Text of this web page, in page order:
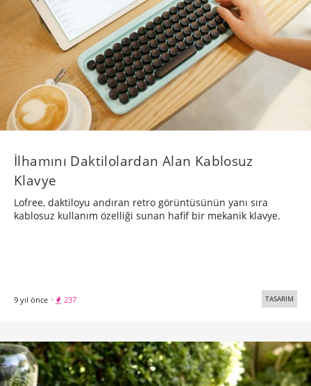
İlhamını Daktilolardan Alan Kablosuz
Klavye
Lofree, daktiloyu andıran retro görüntüsünün yanı sıra
kablosuz kullanım özelliği sunan hafif bir mekanik klavye.
9 yıl önce · 237 TASARIM